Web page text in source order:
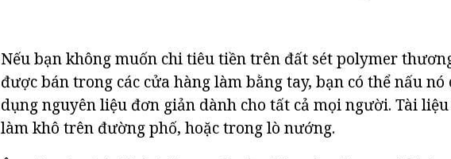
Nếu bạn không muốn chi tiêu tiền trên đất sét polymer
được bán trong các cửa hàng làm bằng tay, bạn có thể nấu nó
dụng nguyên liệu đơn giản dành cho tất cả mọi người. Tài
làm khô trên đường phố, hoặc trong lò nướng.